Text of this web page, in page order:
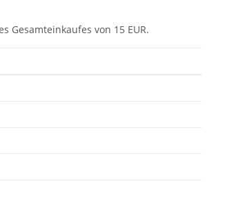
Gesamteinkaufes von 15 EUR.